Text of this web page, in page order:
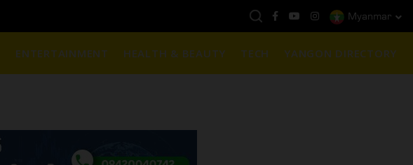
$1901 ( တစ်အောင်စလျှင် ) Myanmar
ENTERTAINMENT HEALTH & BEAUTY TECH YANGON DIRECTORY